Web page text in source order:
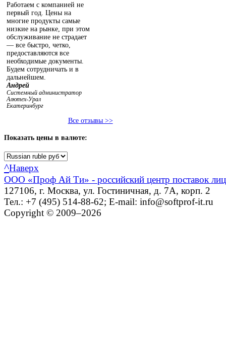
Работаем с компанией не
первый год. Цены на
многие продукты самые
низкие на рынке, при этом
обслуживание не страдает
— все быстро, четко,
предоставляются все
необходимые документы.
Будем сотрудничать и в
дальнейшем.
Андрей
Системный администратор
Алютех-Урал
Екатеринбург
Все отзывы >>
Показать цены в валюте:
^Наверх
ООО «Проф Ай Ти» - российский центр поставок
127106, г. Москва, ул. Гостиничная, д. 7А, корп. 2
Тел.: +7 (495) 514-88-62; E-mail: info@softprof-it.ru
Copyright © 2009–2026